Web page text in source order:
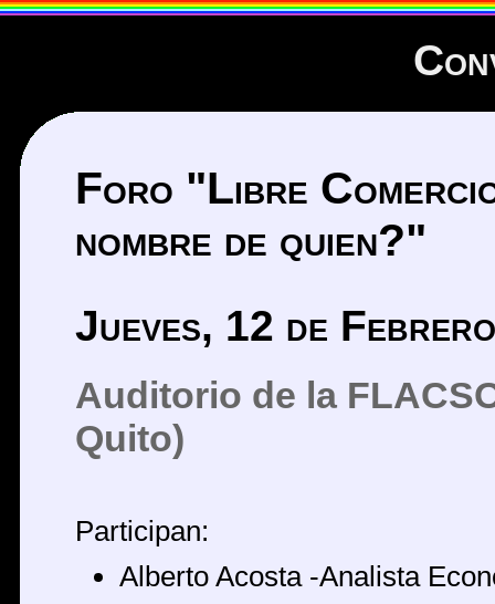
Foro "Libre
nombre de quien?"
Jueves, 12 de
Auditorio de la
Quito)
Participan:
Alberto Acosta -Analista